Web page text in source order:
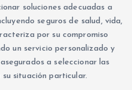
soluciones adecuadas a
seguros de salud, vida,
por su compromiso
un servicio personalizado y
a seleccionar las
situación particular.